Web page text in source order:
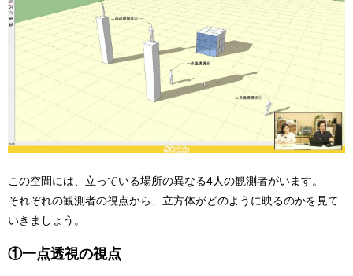
この空間には、立っている場所の異なる4人の観測者がいます。
それぞれの観測者の視点から、立方体がどのように映るのかを見て
いきましょう。
①一点透視の視点